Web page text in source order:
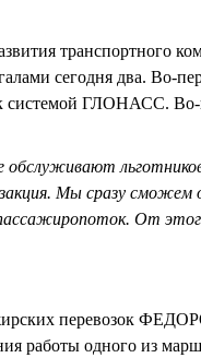
транспортного
сегодня два. Во-
системой ГЛОНАСС. Во-
обслуживают
Мы сразу сможем
От
перевозок
работы одного из